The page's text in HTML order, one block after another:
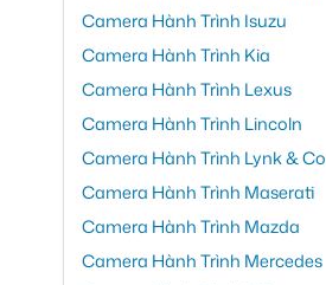
Camera Hành Trình Isuzu
Camera Hành Trình Kia
Camera Hành Trình Lexus
Camera Hành Trình Lincoln
Camera Hành Trình Lynk & Co
Camera Hành Trình Maserati
Camera Hành Trình Mazda
Camera Hành Trình Mercedes